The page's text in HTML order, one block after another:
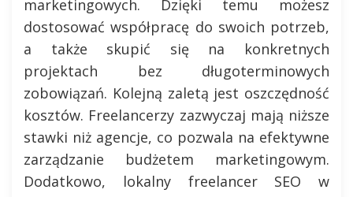
marketingowych. Dzięki temu możesz
dostosować współpracę do swoich potrzeb,
a także skupić się na konkretnych
projektach bez długoterminowych
zobowiązań. Kolejną zaletą jest oszczędność
kosztów. Freelancerzy zazwyczaj mają niższe
stawki niż agencje, co pozwala na efektywne
zarządzanie budżetem marketingowym.
Dodatkowo, lokalny freelancer SEO w